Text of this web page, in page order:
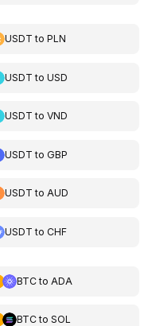
USDT toPLN
USDT toUSD
USDT toVND
USDT toGBP
USDT toAUD
USDT toCHF
BTCto ADA
BTCto SOL